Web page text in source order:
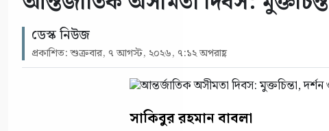
ডেস্ক নিউজ
প্রকাশিত: শুক্রবার, ৭ আগস্ট, ২০২৬, ৭:১২ অপরাহ্ণ
সাকিবুর রহমান বাবলা